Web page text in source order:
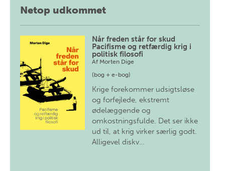
Netop udkommet
Når freden står for skud
Pacifisme og retfærdig krig i
politisk filosofi
Af Morten Dige
(bog + e-bog)
Krige forekommer udsigtsløse
og forfejlede, ekstremt
ødelæggende og
omkostningsfulde. Det ser ikke
ud til, at krig virker særlig godt.
Alligevel diskv…